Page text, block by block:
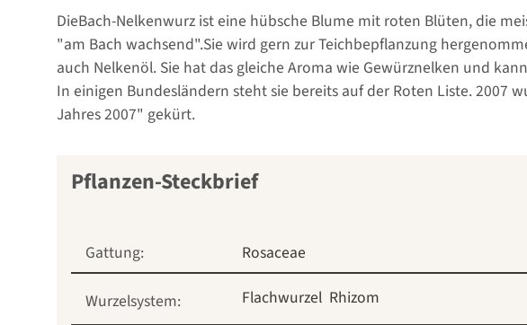
DieBach-Nelkenwurz ist eine hübsche Blume mit roten Blüten, die
"am Bach wachsend".Sie wird gern zur Teichbepflanzung
auch Nelkenöl. Sie hat das gleiche Aroma wie Gewürznelken und
In einigen Bundesländern steht sie bereits auf der Roten Liste. 2007
Jahres 2007" gekürt.
Pflanzen-Steckbrief
Gattung: Rosaceae
Wurzelsystem: Flachwurzel Rhizom